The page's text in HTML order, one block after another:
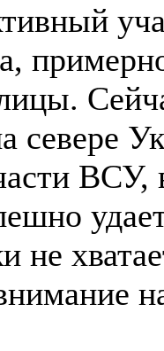
севере
ВСУ,
не